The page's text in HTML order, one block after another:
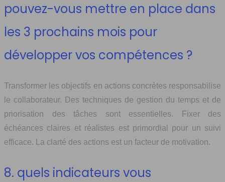
pouvez-vous mettre en place dans
les 3 prochains mois pour
développer vos compétences ?
Transformer les objectifs en actions concrètes responsabilise
le collaborateur. Des techniques de gestion du temps et de
priorisation des tâches sont essentielles. Fixer des
échéances claires et réalistes est primordial pour un suivi
efficace. La clarté des actions est un facteur de motivation.
8. quels indicateurs vous